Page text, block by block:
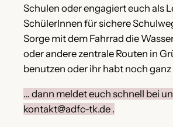
Schulen oder engagiert euch als
SchülerInnen für sichere
Sorge mit dem Fahrrad die
oder andere zentrale Routen in
benutzen oder ihr habt noch ganz
… dann meldet euch schnell bei
kontakt@adfc-tk.de .